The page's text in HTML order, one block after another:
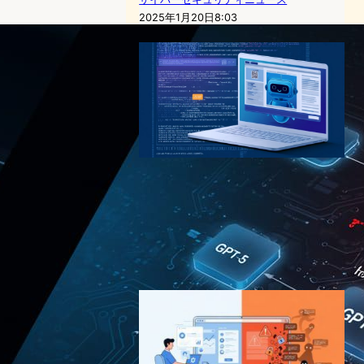
2025年1月20日8:03
ChatGPTの新脆弱性
「ChatGPhish」、Web要約
がフィッシングの舞台に—
Permisoが警告
サイバーセキュリティニュース
2026年5月30日17:00